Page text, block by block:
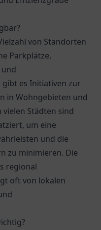
von Standorten
Parkplätze,
es Initiativen zur
in Wohngebieten und
Städten sind
um eine
und die
zu minimieren. Die
regional
oft von lokalen